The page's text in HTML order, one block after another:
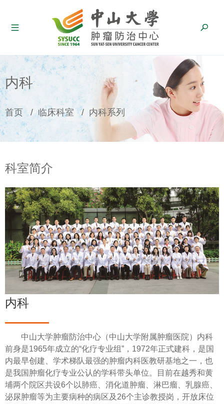
内科
面
包
屑
首页 / 临床科室 / 内科系列
科室简介
内科
中山大学肿瘤防治中心（中山大学附属肿瘤医院）内科
前身是1965年成立的“化疗专业组”，1972年正式建科，是国
内最早创建、学术梯队最强的肿瘤内科医教研基地之一，也
是我国肿瘤化疗专业公认的学科带头单位。目前在越秀和黄
埔两个院区共设6个以肺癌、消化道肿瘤、淋巴瘤、乳腺癌、
泌尿肿瘤等为主要病种的病区及26个主诊教授岗，开放床位